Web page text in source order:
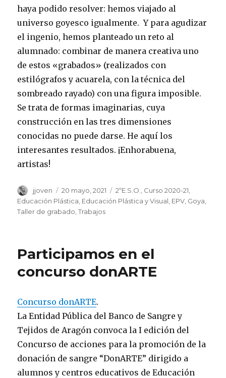
haya podido resolver: hemos viajado al
universo goyesco igualmente. Y para agudizar
el ingenio, hemos planteado un reto al
alumnado: combinar de manera creativa uno
de estos «grabados» (realizados con
estilógrafos y acuarela, con la técnica del
sombreado rayado) con una figura imposible.
Se trata de formas imaginarias, cuya
construcción en las tres dimensiones
conocidas no puede darse. He aquí los
interesantes resultados. ¡Enhorabuena,
artistas!
Autor
jjoven
Publicado
el
20 mayo, 2021 Categorías
2ºE.S.O. Curso 2020-21
Educación Plástica Educación Plástica y Visual EPV Goya
Taller de grabado ,Trabajos
Participamos en el
concurso donARTE
Concurso donARTE.
La Entidad Pública del Banco de Sangre y
Tejidos de Aragón convoca la I edición del
Concurso de acciones para la promoción de la
donación de sangre “DonARTE” dirigido a
alumnos y centros educativos de Educación